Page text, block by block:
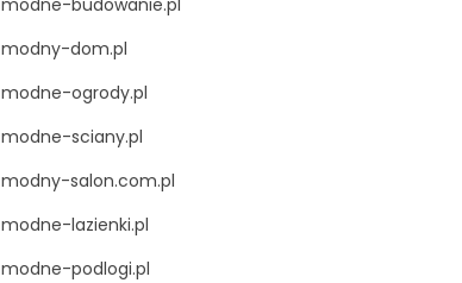
modne-budowanie.pl
modny-dom.pl
modne-ogrody.pl
modne-sciany.pl
modny-salon.com.pl
modne-lazienki.pl
modne-podlogi.pl